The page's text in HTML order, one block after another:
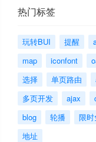
热门标签
玩转BUI 提醒
map
iconfont
选择
单页路由
多页开发
ajax
blog
轮播 限
地址